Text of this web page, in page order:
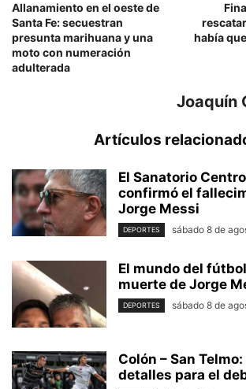
Allanamiento en el oeste de
Santa Fe: secuestran
presunta marihuana y una
moto con numeración
adulterada
había
Joaquín
Artículos
El Sanatorio
confirmó el
Jorge Messi
DEPORTES sábado 8 de
El mundo del
muerte de Jorge
DEPORTES sábado 8 de
Colón – San
detalles para el